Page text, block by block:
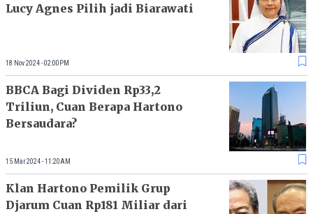
Lucy Agnes Pilih jadi Biarawati
18 Nov 2024 - 02:00PM
BBCA Bagi Dividen Rp33,2
Triliun, Cuan Berapa Hartono
Bersaudara?
15 Mar 2024 - 11:20AM
Klan Hartono Pemilik Grup
Djarum Cuan Rp181 Miliar dari